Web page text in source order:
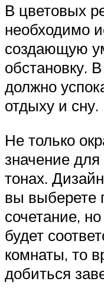
В цветовых
необходимо
создающую
обстановку.
должно
отдыху и сну.
Не только
значение
тонах.
вы выберете
сочетание,
будет
комнаты, то
добиться